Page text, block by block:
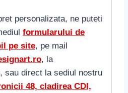
personalizata, ne puteti
formularului de
pe site, pe mail
, la
, sau direct la sediul nostru
48, cladirea CDI,